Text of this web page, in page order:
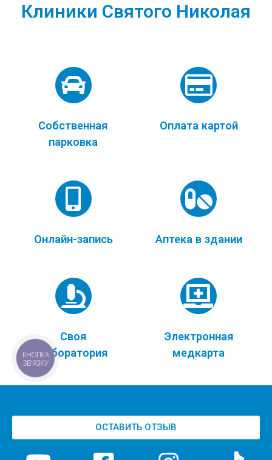
Клиники Святого Николая
Собственная
парковка
Оплата картой
Онлайн-запись Аптека в здании
Своя
лаборатория
Электронная
медкарта
ОСТАВИТЬ ОТЗЫВ
КНОПКА
ЗВ'ЯЗКУ